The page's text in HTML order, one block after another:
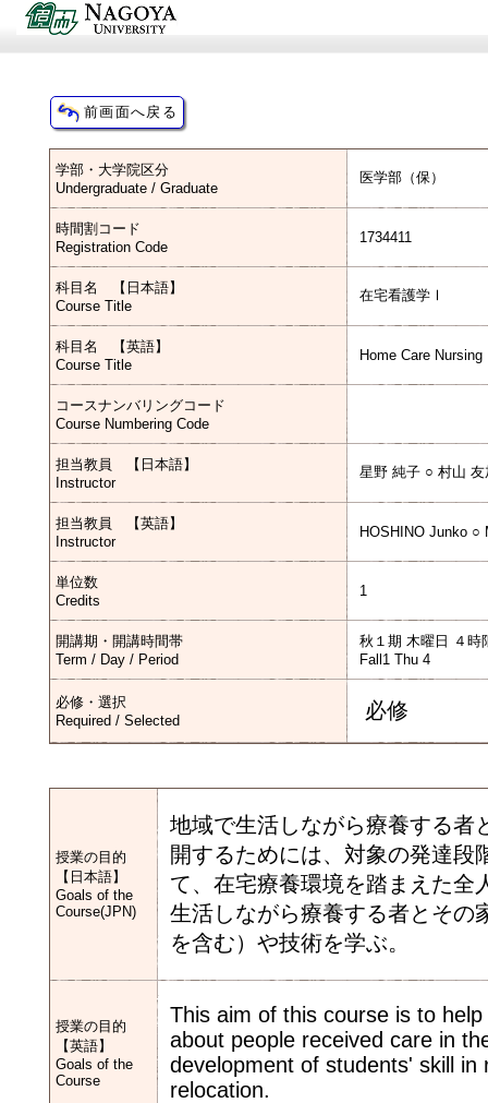
学部・大学院区分
Undergraduate / Graduate
医学部（保）
時間割コード
Registration Code
1734411
科目名 【日本語】
Course Title
在宅看護学Ⅰ
科目名 【英語】
Course Title
Home Care Nursing
コースナンバリングコード
Course Numbering Code
担当教員 【日本語】
Instructor
星野 純子 ○ 村山 友
担当教員 【英語】
Instructor
HOSHINO Junko ○
単位数
Credits
1
開講期・開講時間帯
Term / Day / Period
秋１期 木曜日 ４時
Fall1 Thu 4
必修・選択
Required / Selected
必修
授業の目的
【日本語】
Goals of the
Course(JPN)
地域で生活しながら療養する者
開するためには、対象の発達段
て、在宅療養環境を踏まえた全
生活しながら療養する者とその
を含む）や技術を学ぶ。
授業の目的
【英語】
Goals of the
Course
This aim of this course is to
about people received care in
development of students' skill
relocation.